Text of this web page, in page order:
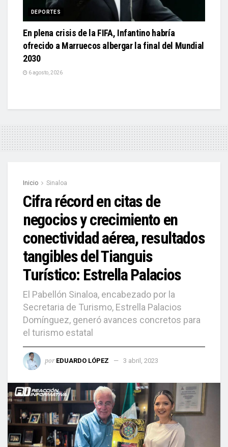
DEPORTES
En plena crisis de la FIFA, Infantino habría
ofrecido a Marruecos albergar la final del Mundial
2030
6 agosto, 2026
Inicio Sinaloa
Cifra récord en citas de
negocios y crecimiento en
conectividad aérea, resultados
tangibles del Tianguis
Turístico: Estrella Palacios
El Pabellón Sinaloa, encabezado por la
Secretaria de Turismo, Estrella Palacios
Domínguez, generó avances concretos para
el turismo estatal
por EDUARDO LÓPEZ 3 abril, 2023